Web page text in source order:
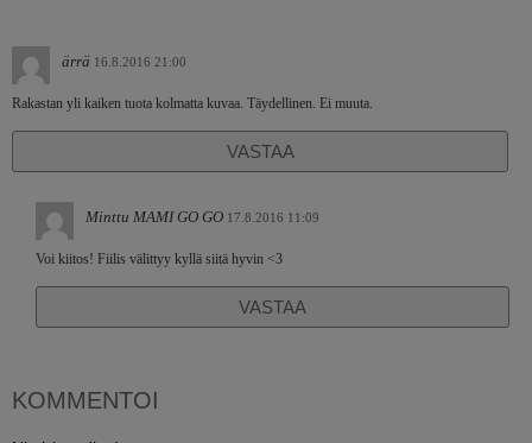
ärrä 16.8.2016 21:00
Rakastan yli kaiken tuota kolmatta kuvaa. Täydellinen. Ei muuta.
VASTAA
Minttu MAMI GO GO 17.8.2016 11:09
Voi kiitos! Fiilis välittyy kyllä siitä hyvin <3
VASTAA
KOMMENTOI